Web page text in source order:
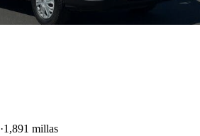
1,891 millas